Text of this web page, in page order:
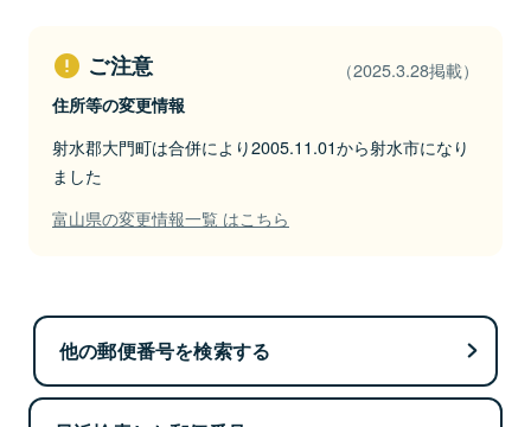
ご注意 （2025.3.28掲載）
住所等の変更情報
射水郡大門町は合併により2005.11.01から射水市になり
ました
富山県の変更情報一覧 はこちら
他の郵便番号を検索する